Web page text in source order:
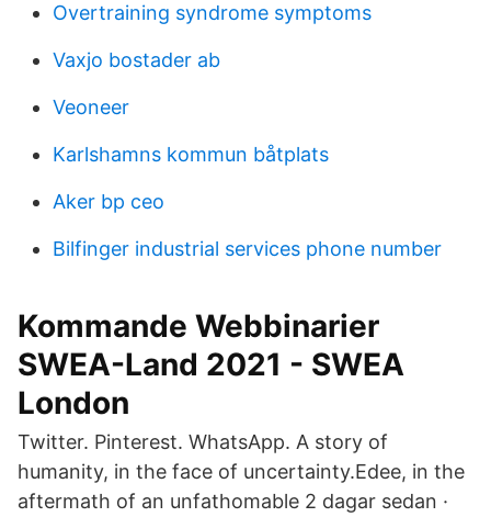
Overtraining syndrome symptoms
Vaxjo bostader ab
Veoneer
Karlshamns kommun båtplats
Aker bp ceo
Bilfinger industrial services phone number
Kommande Webbinarier
SWEA-Land 2021 - SWEA
London
Twitter. Pinterest. WhatsApp. A story of
humanity, in the face of uncertainty.Edee, in the
aftermath of an unfathomable 2 dagar sedan ·